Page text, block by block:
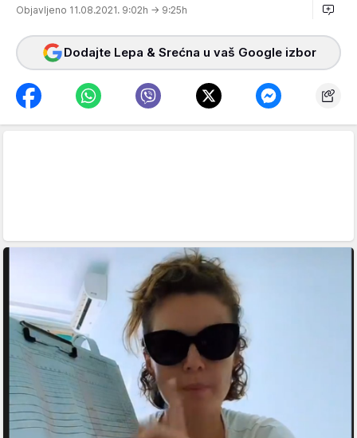
Objavljeno 11.08.2021. 9:02h → 9:25h
Dodajte Lepa & Srećna u vaš Google izbor